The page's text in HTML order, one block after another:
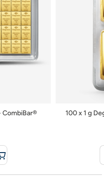
CombiBar®
100 x 1 g